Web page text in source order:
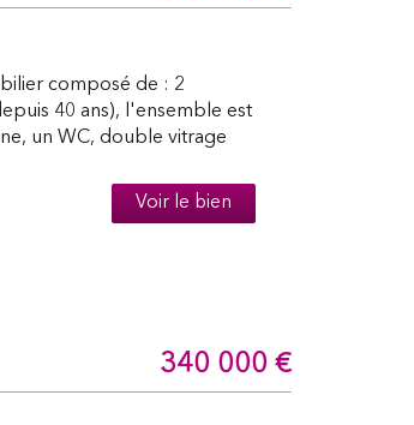
composé de : 2
40 ans), l'ensemble est
un WC, double vitrage
Voir le bien
340 000 €